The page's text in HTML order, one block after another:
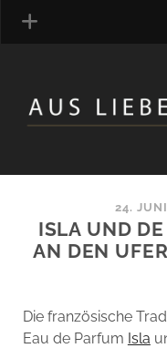
MANUFAKTUREN
KOMMENTARE
LINK-SAMMLUNG
ARTIKEL-ARCHIV
24.
ISLA UND
AN DEN
Die französische
Eau de Parfum Isla